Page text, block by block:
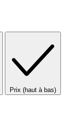
Prix (haut à bas)